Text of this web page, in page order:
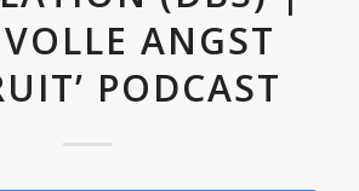
ANGST
PODCAST